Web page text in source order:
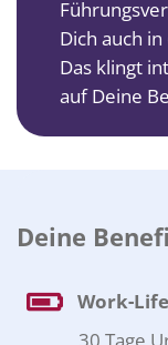
Dich auch
Das klingt
auf Deine
Deine
Work-